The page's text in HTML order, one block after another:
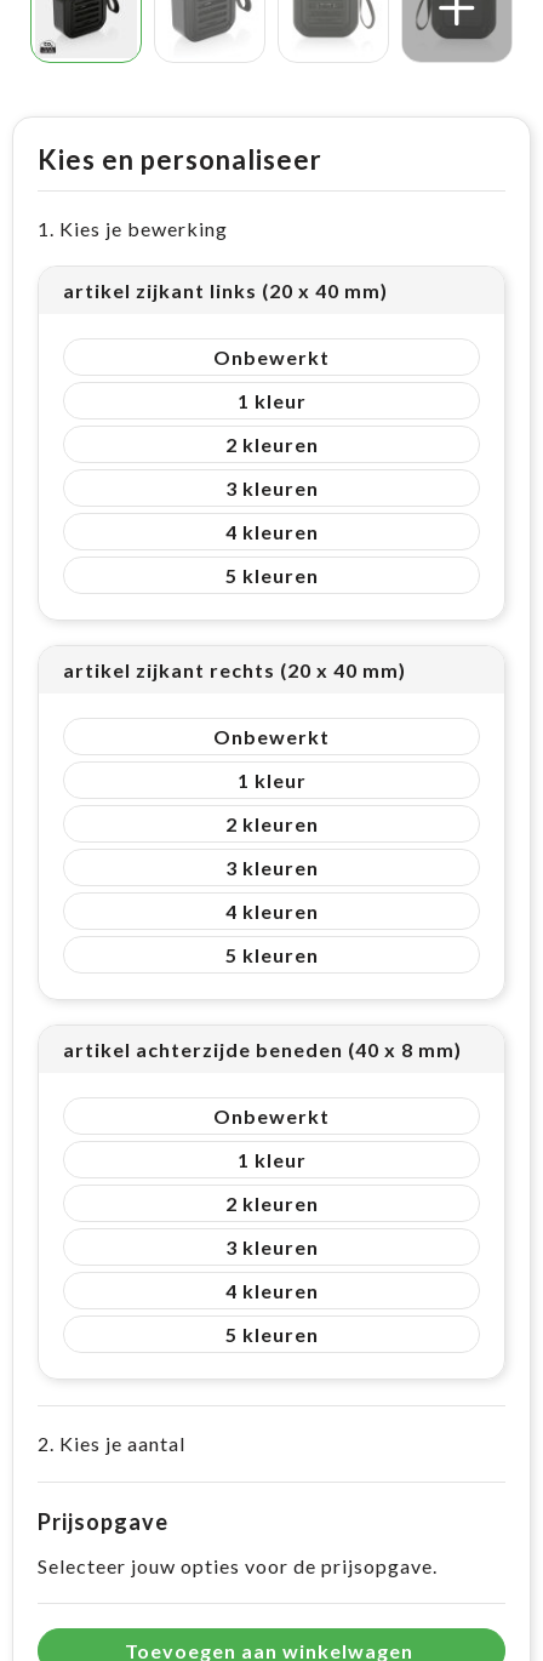
Kies en personaliseer
1. Kies je bewerking
artikel zijkant links (20 x 40 mm)
Onbewerkt
1
2
3
4
5
artikel zijkant rechts (20 x 40 mm)
Onbewerkt
1
2
3
4
5
artikel achterzijde beneden (40 x 8 mm)
Onbewerkt
1
2
3
4
5
2. Kies je aantal
Prijsopgave
Selecteer jouw opties voor de prijsopgave.
Toevoegen aan winkelwagen